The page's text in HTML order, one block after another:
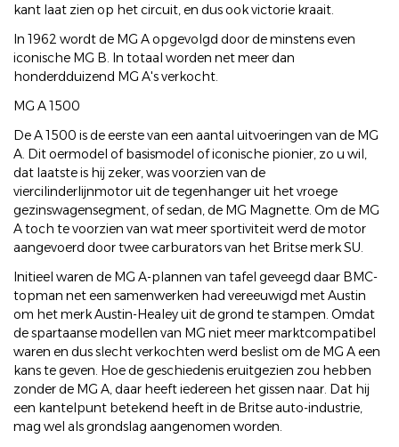
kant laat zien op het circuit, en dus ook victorie kraait.
In 1962 wordt de MG A opgevolgd door de minstens even
iconische MG B. In totaal worden net meer dan
honderdduizend MG A's verkocht.
MG A 1500
De A 1500 is de eerste van een aantal uitvoeringen van de MG
A. Dit oermodel of basismodel of iconische pionier, zo u wil,
dat laatste is hij zeker, was voorzien van de
viercilinderlijnmotor uit de tegenhanger uit het vroege
gezinswagensegment, of sedan, de MG Magnette. Om de MG
A toch te voorzien van wat meer sportiviteit werd de motor
aangevoerd door twee carburators van het Britse merk SU.
Initieel waren de MG A-plannen van tafel geveegd daar BMC-
topman net een samenwerken had vereeuwigd met Austin
om het merk Austin-Healey uit de grond te stampen. Omdat
de spartaanse modellen van MG niet meer marktcompatibel
waren en dus slecht verkochten werd beslist om de MG A een
kans te geven. Hoe de geschiedenis eruitgezien zou hebben
zonder de MG A, daar heeft iedereen het gissen naar. Dat hij
een kantelpunt betekend heeft in de Britse auto-industrie,
mag wel als grondslag aangenomen worden.